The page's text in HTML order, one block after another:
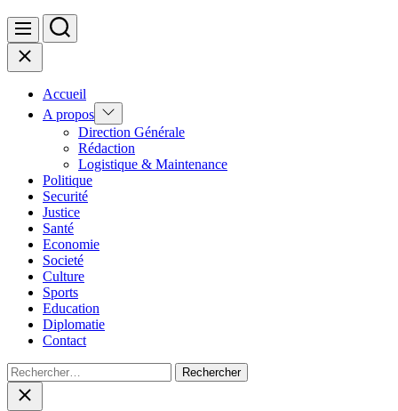
Menu Search
Close
Accueil
A propos Show
sub
menu
Direction Générale
Rédaction
Logistique & Maintenance
Politique
Securité
Justice
Santé
Economie
Societé
Culture
Sports
Education
Diplomatie
Contact
Rechercher :
Close
search